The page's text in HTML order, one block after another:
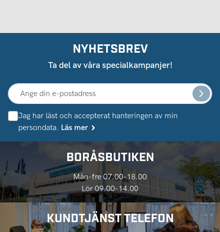
NYHETSBREV
Ta del av våra specialkampanjer!
Jag har läst och accepterat hanteringen av min
persondata. Läs mer
BORÅSBUTIKEN
Mån-fre 07.00-18.00
Lör 09.00-14.00
KUNDTJÄNST TELEFON